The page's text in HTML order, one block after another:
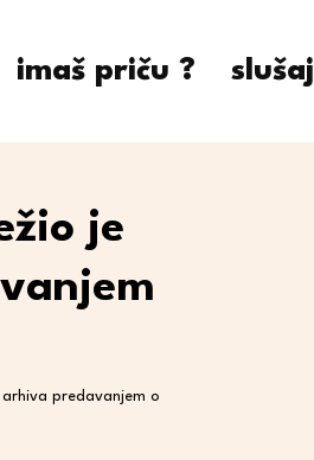
imaš priču ? slušaj
je
arhiva predavanjem o